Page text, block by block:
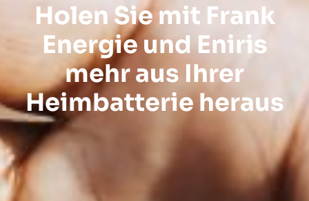
Holen Sie mit Frank
Energie und Eniris
mehr aus Ihrer
Heimbatterie heraus